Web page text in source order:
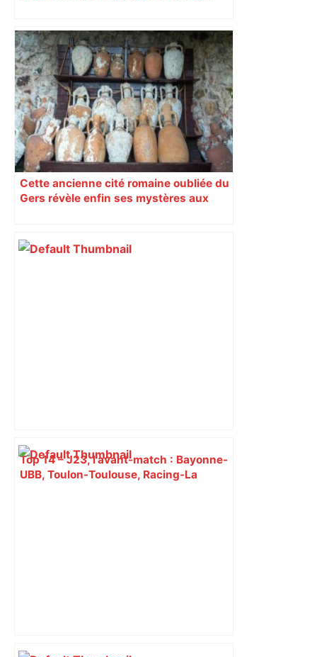
Cette ancienne cité romaine oubliée du
Gers révèle enfin ses mystères aux
Top 14 – J23, l'avant-match : Bayonne-
UBB, Toulon-Toulouse, Racing-La